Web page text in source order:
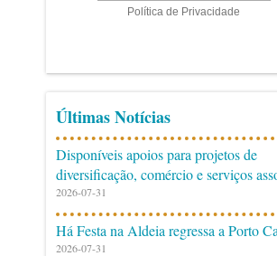
Últimas Notícias
Disponíveis apoios para projetos de
diversificação, comércio e serviços
2026-07-31
Há Festa na Aldeia regressa a Porto
2026-07-31